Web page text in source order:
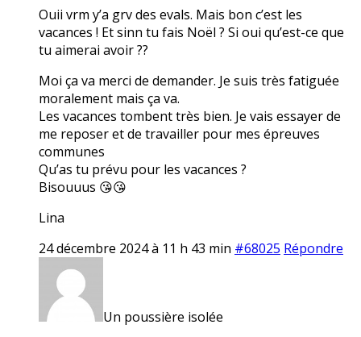
Ouii vrm y’a grv des evals. Mais bon c’est les
vacances ! Et sinn tu fais Noël ? Si oui qu’est-ce que
tu aimerai avoir ??
Moi ça va merci de demander. Je suis très fatiguée
moralement mais ça va.
Les vacances tombent très bien. Je vais essayer de
me reposer et de travailler pour mes épreuves
communes
Qu’as tu prévu pour les vacances ?
Bisouuus 😘😘
Lina
24 décembre 2024 à 11 h 43 min #68025 Répondre
Un poussière isolée